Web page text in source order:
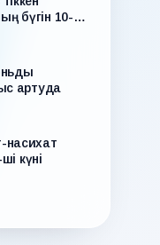
бүгін 10-
артуда
насихат
күні